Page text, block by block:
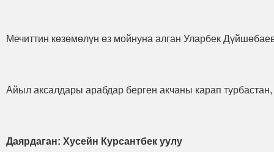
Мечиттин көзөмөлүн өз мойнуна алган Уларбек
Айыл аксалдары арабдар берген акчаны карап
Даярдаган: Хусейн Курсантбек уулу